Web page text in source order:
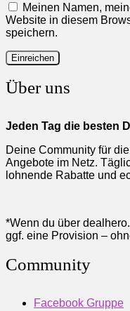
Meinen Namen,
Website in diesem
speichern.
Über uns
Jeden Tag die besten
Deine Community für
Angebote im Netz.
lohnende Rabatte und
*Wenn du über
ggf. eine Provision –
Community
Facebook Gruppe